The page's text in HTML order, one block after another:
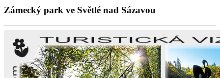
Zámecký park ve Světlé nad Sázavou